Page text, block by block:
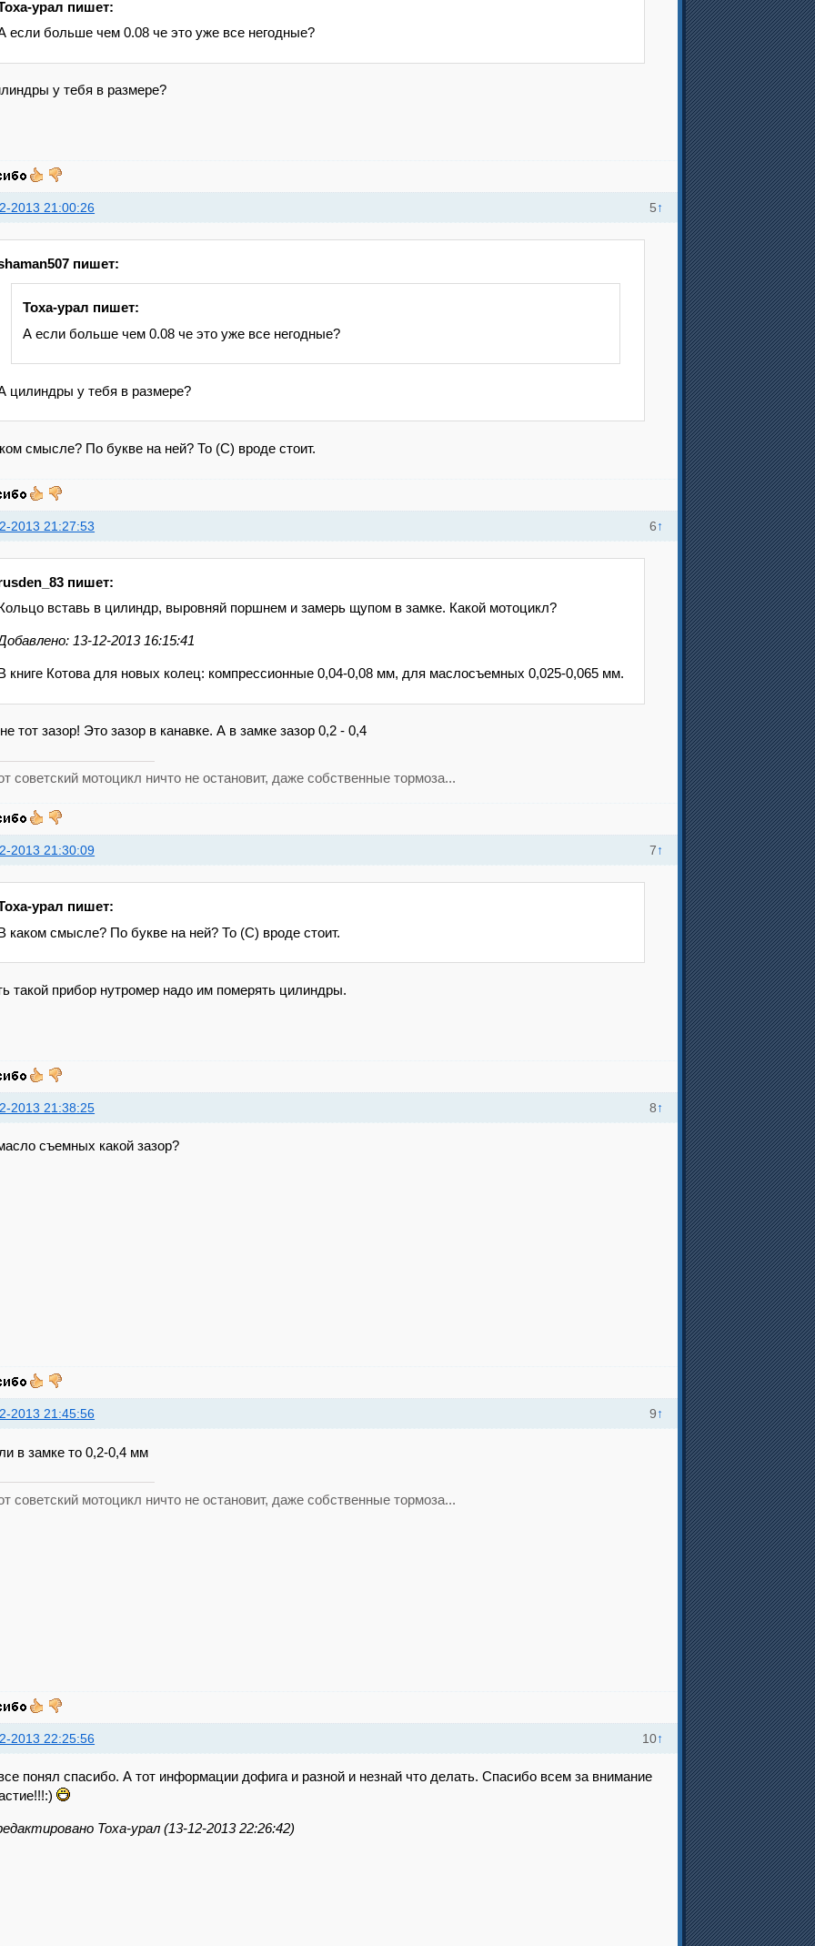
урал пишет:
если больше чем 0.08 че это уже все негодные?
у тебя в размере?
5↑
2013 21:00:26
пишет:
Toxa-урал пишет:
А если больше чем 0.08 че это уже все негодные?
цилиндры у тебя в размере?
смысле? По букве на ней? То (С) вроде стоит.
6↑
2013 21:27:53
пишет:
вставь в цилиндр, выровняй поршнем и замерь щупом в замке. Какой мотоцикл?
13-12-2013 16:15:41
книге Котова для новых колец: компрессионные 0,04-0,08 мм, для маслосъемных 0,025-0,065 мм.
тот зазор! Это зазор в канавке. А в замке зазор 0,2 - 0,4
советский мотоцикл ничто не остановит, даже собственные тормоза...
7↑
2013 21:30:09
урал пишет:
каком смысле? По букве на ней? То (С) вроде стоит.
такой прибор нутромер надо им померять цилиндры.
8↑
2013 21:38:25
съемных какой зазор?
9↑
2013 21:45:56
в замке то 0,2-0,4 мм
советский мотоцикл ничто не остановит, даже собственные тормоза...
10↑
2013 22:25:56
понял спасибо. А тот информации дофига и разной и незнай что делать. Спасибо всем за внимание
Toxa-урал (13-12-2013 22:26:42)